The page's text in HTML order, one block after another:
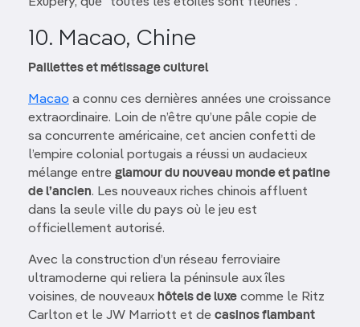
10. Macao, Chine
Paillettes et métissage culturel
Macao a connu ces dernières années une croissance
extraordinaire. Loin de n’être qu’une pâle copie de
sa concurrente américaine, cet ancien confetti de
l’empire colonial portugais a réussi un audacieux
mélange entre glamour du nouveau monde et patine
de l’ancien. Les nouveaux riches chinois affluent
dans la seule ville du pays où le jeu est
officiellement autorisé.
Avec la construction d’un réseau ferroviaire
ultramoderne qui reliera la péninsule aux îles
voisines, de nouveaux hôtels de luxe comme le Ritz
Carlton et le JW Marriott et de casinos flambant